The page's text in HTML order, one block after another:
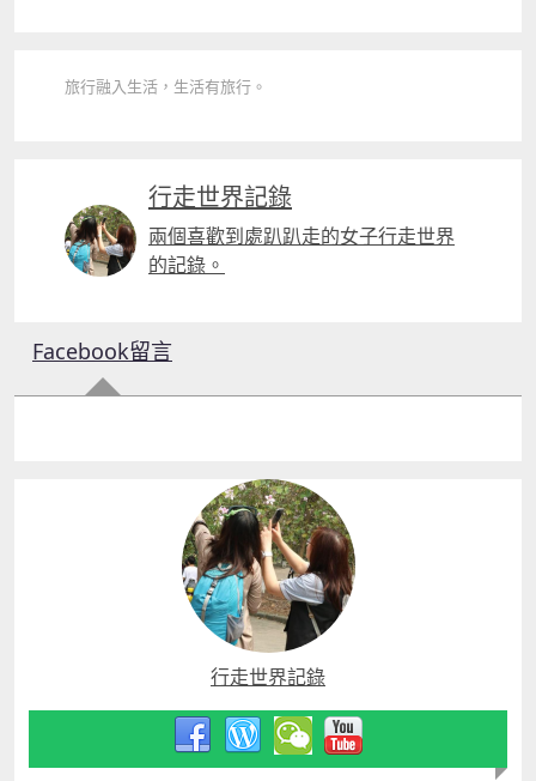
旅行融入生活，生活有旅行。
行走世界記錄
兩個喜歡到處趴趴走的女子行走世界
的記錄。
Facebook留言
行走世界記錄